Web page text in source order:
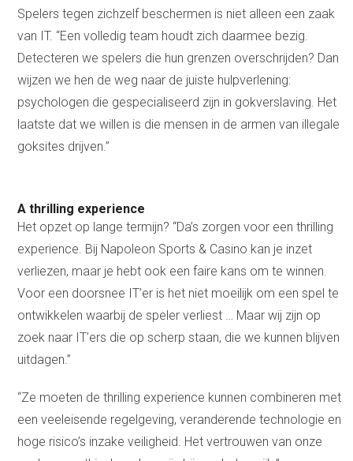
Spelers tegen zichzelf beschermen is niet alleen een zaak
van IT. “Een volledig team houdt zich daarmee bezig.
Detecteren we spelers die hun grenzen overschrijden? Dan
wijzen we hen de weg naar de juiste hulpverlening:
psychologen die gespecialiseerd zijn in gokverslaving. Het
laatste dat we willen is die mensen in de armen van illegale
goksites drijven.”
A thrilling experience
Het opzet op lange termijn? “Da’s zorgen voor een thrilling
experience. Bij Napoleon Sports & Casino kan je inzet
verliezen, maar je hebt ook een faire kans om te winnen.
Voor een doorsnee IT’er is het niet moeilijk om een spel te
ontwikkelen waarbij de speler verliest … Maar wij zijn op
zoek naar IT’ers die op scherp staan, die we kunnen blijven
uitdagen.”
“Ze moeten de thrilling experience kunnen combineren met
een veeleisende regelgeving, veranderende technologie en
hoge risico’s inzake veiligheid. Het vertrouwen van onze